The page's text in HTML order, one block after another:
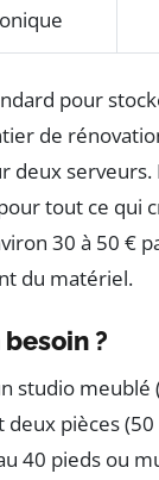
pour
de
deux serveurs.
tout ce qui
30 à 50 €
du matériel.
?
studio meublé
pièces (50
40 pieds ou